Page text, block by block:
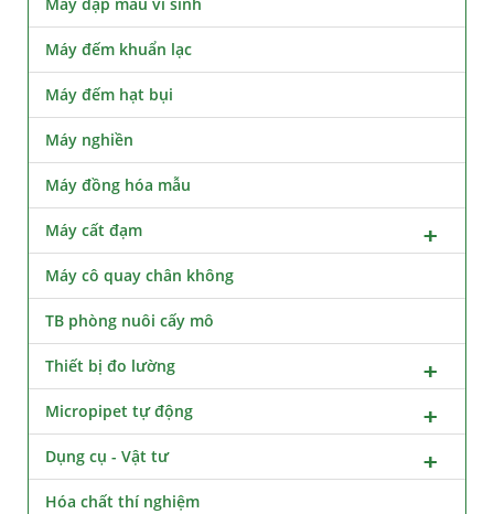
Máy đếm khuẩn lạc
Máy đếm hạt bụi
Máy nghiền
Máy đồng hóa mẫu
Máy cất đạm
Máy cô quay chân không
TB phòng nuôi cấy mô
Thiết bị đo lường
Micropipet tự động
Dụng cụ - Vật tư
Hóa chất thí nghiệm